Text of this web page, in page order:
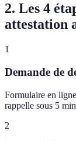
2. Les 4
attestation
1
Demande de
Formulaire en
rappelle sous 5
2